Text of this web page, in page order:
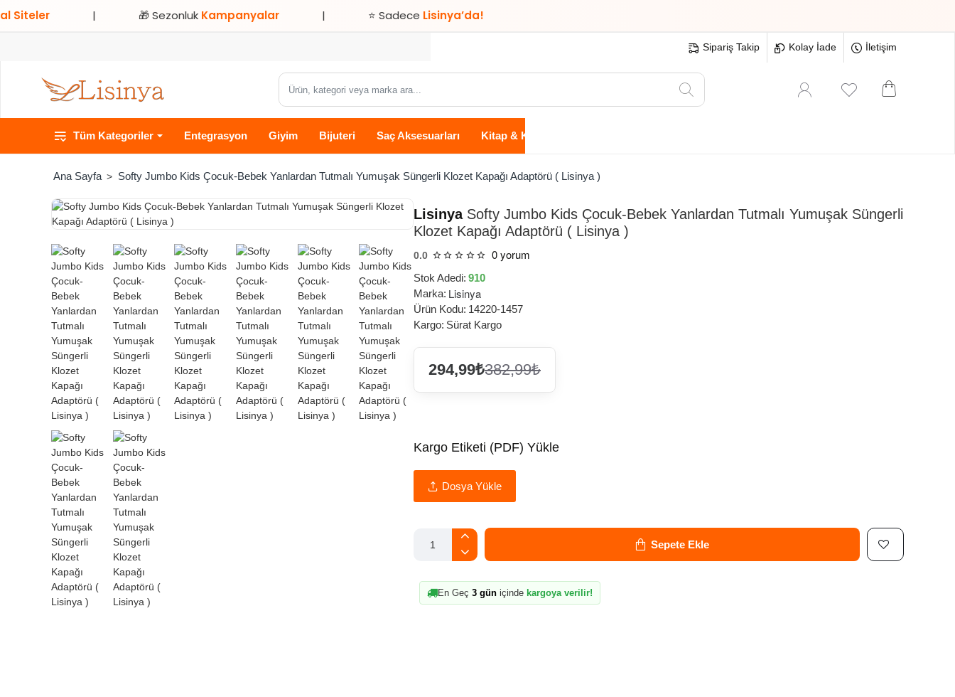
🎁 SezonlukKampanyalar ⭐ SadeceLisinya’da!
Sipariş Takip Kolay İade İletişim
Ürün,
marka
ara...
Tüm Kategoriler Entegrasyon Giyim Bijuteri Saç Aksesuarları Kitap & Kırtasiye
Softy Jumbo Kids Çocuk-Bebek Yanlardan Tutmalı Yumuşak Süngerli Klozet Kapağı Adaptörü ( Lisinya )
LisinyaSofty Jumbo Kids Çocuk-Bebek Yanlardan Tutmalı Yumuşak Süngerli
Klozet Kapağı Adaptörü ( Lisinya )
0.0 0 yorum
Stok Adedi: 910
Marka: Lisinya
Ürün Kodu: 14220-1457
Kargo: Sürat Kargo
294,99₺382,99₺
Kargo Etiketi (PDF) Yükle
Dosya Yükle
Sepete Ekle
En Geç 3 gün içinde kargoya verilir!